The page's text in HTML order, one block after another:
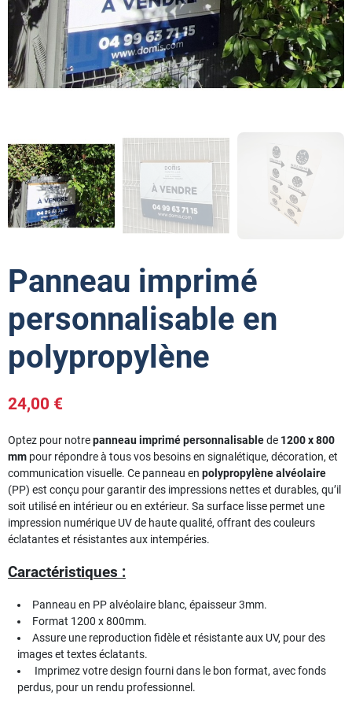
Panneau imprimé
personnalisable en
polypropylène
24,00 €
Optez pour notrepanneau imprimé personnalisablede 1200 x 800
mm pour répondre à tous vos besoins en signalétique, décoration, et
communication visuelle. Ce panneau en polypropylène alvéolaire
(PP) est conçu pour garantir des impressions nettes et durables, qu’il
soit utilisé en intérieur ou en extérieur. Sa surface lisse permet une
impression numérique UV de haute qualité, offrant des couleurs
éclatantes et résistantes aux intempéries.
Caractéristiques :
Panneau en PP alvéolaire blanc, épaisseur 3mm.
Format 1200 x 800mm.
Assure une reproduction fidèle et résistante aux UV, pour des
images et textes éclatants.
Imprimez votre design fourni dans le bon format, avec fonds
perdus, pour un rendu professionnel.